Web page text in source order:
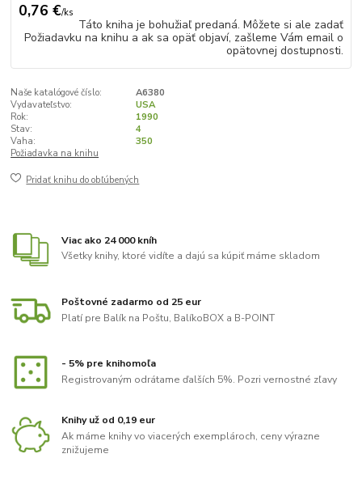
0,76 €/ks
Táto kniha je bohužiaľ predaná. Môžete si ale zadať
Požiadavku na knihu a ak sa opäť objaví, zašleme Vám email o
opätovnej dostupnosti.
Naše katalógové číslo:
A6380
Vydavateľstvo:
USA
Rok:
1990
Stav:
4
Vaha:
350
Požiadavka na knihu
Pridať knihu do obľúbených
Viac ako 24 000 kníh
Všetky knihy, ktoré vidíte a dajú sa kúpiť máme skladom
Poštovné zadarmo od 25 eur
Platí pre Balík na Poštu, BalíkoBOX a B-POINT
- 5% pre knihomoľa
Registrovaným odrátame ďalších 5%. Pozri vernostné zľavy
Knihy už od 0,19 eur
Ak máme knihy vo viacerých exemplároch, ceny výrazne
znižujeme